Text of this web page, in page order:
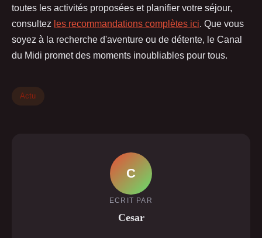
toutes les activités proposées et planifier votre séjour,
consultez les recommandations complètes ici. Que vous
soyez à la recherche d'aventure ou de détente, le Canal
du Midi promet des moments inoubliables pour tous.
Actu
C
ECRIT PAR
Cesar